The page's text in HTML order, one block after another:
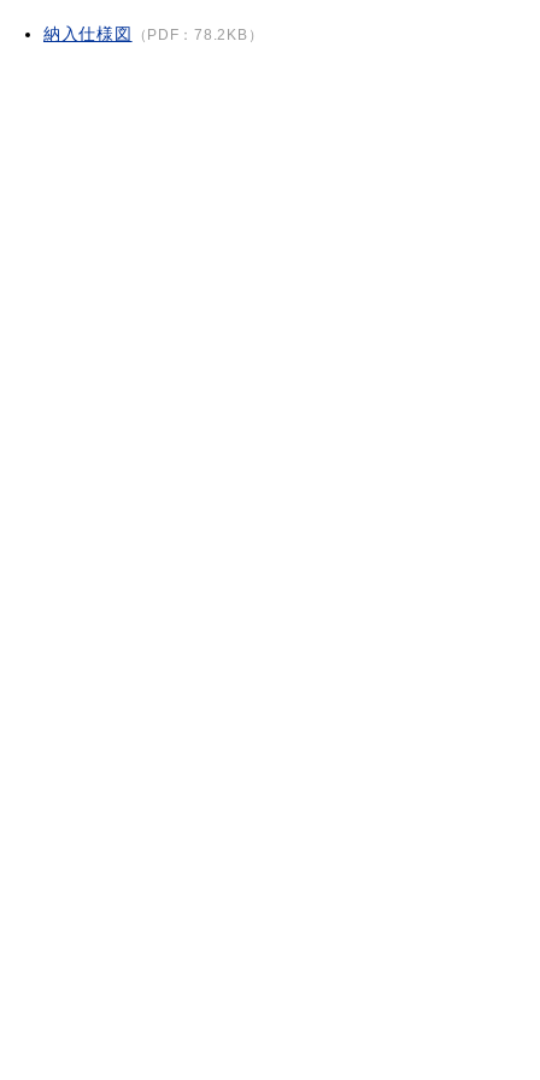
納入仕様図 （PDF：78.2KB）